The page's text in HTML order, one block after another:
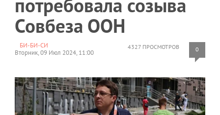
потребовала созыва
Совбеза ООН
4327 ПРОСМОТРОВ 0
БИ-БИ-СИ
Вторник, 09 Июл 2024, 11:00